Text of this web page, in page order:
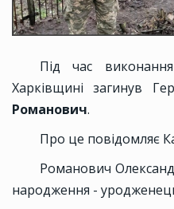
Під час
Харківщині загинув
Романович.
Про це повідомляє
Романович
народження -